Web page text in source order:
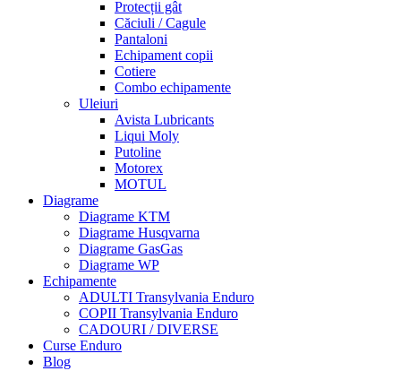
Protecții gât
Căciuli / Cagule
Pantaloni
Echipament copii
Cotiere
Combo echipamente
Uleiuri
Avista Lubricants
Liqui Moly
Putoline
Motorex
MOTUL
Diagrame
Diagrame KTM
Diagrame Husqvarna
Diagrame GasGas
Diagrame WP
Echipamente
ADULTI Transylvania Enduro
COPII Transylvania Enduro
CADOURI / DIVERSE
Curse Enduro
Blog